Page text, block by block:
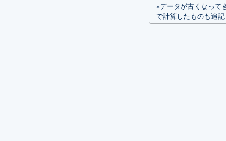
※データが古くなって
で計算したものも追記